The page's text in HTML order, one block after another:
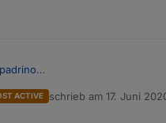
padrino
Idee dazu. Bei mir ist zwar an
ist auch tatsächlich ein Zeichen
ACTIVE schrieb am 17. Juni
zuletzt editiert von